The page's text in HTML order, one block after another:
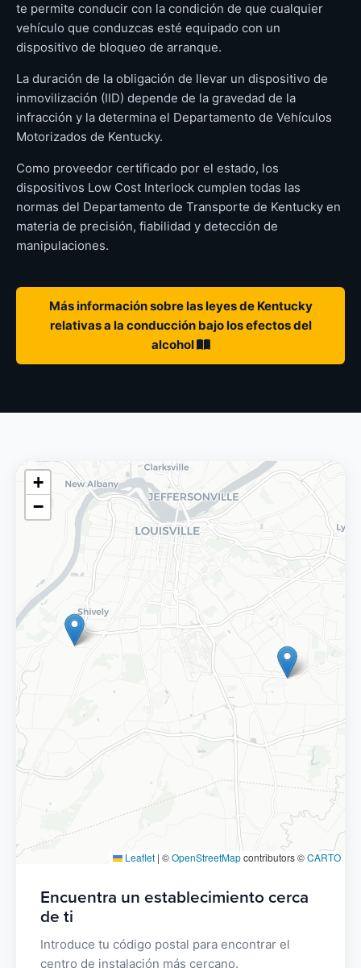
te permite conducir con la condición de que cualquier
vehículo que conduzcas esté equipado con un
dispositivo de bloqueo de arranque.
La duración de la obligación de llevar un dispositivo de
inmovilización (IID) depende de la gravedad de la
infracción y la determina el Departamento de Vehículos
Motorizados de Kentucky.
Como proveedor certificado por el estado, los
dispositivos Low Cost Interlock cumplen todas las
normas del Departamento de Transporte de Kentucky en
materia de precisión, fiabilidad y detección de
manipulaciones.
Más información sobre las leyes de Kentucky
relativas a la conducción bajo los efectos del
alcohol
+
−
Leaflet | ©OpenStreetMapcontributors ©CARTO
Encuentra un establecimiento cerca
de ti
Introduce tu código postal para encontrar el
centro de instalación más cercano.